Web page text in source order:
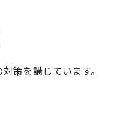
策を講じています。